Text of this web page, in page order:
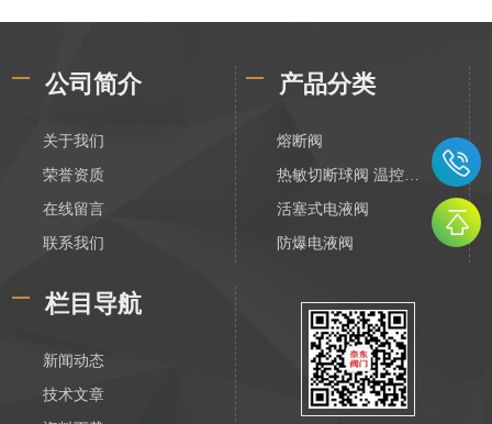
公司简介
关于我们
荣誉资质
在线留言
联系我们
产品分类
熔断阀
热敏切断球阀 温控切断阀
活塞式电液阀
防爆电液阀
装车数字控制阀
不锈钢活塞式电液阀
V788活塞式电液阀
膜片式电液阀
栏目导航
新闻动态
技术文章